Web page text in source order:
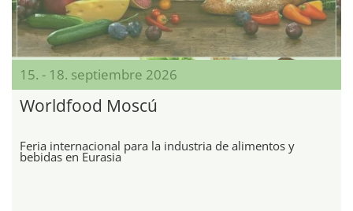
15. - 18. septiembre 2026
Worldfood Moscú
Feria internacional para la industria de alimentos y
bebidas en Eurasia